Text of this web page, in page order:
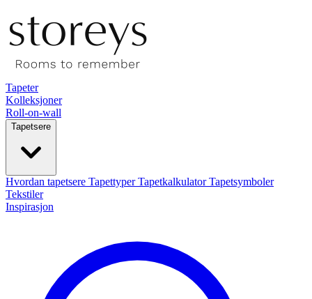
Tapeter
Kolleksjoner
Roll-on-wall
Tapetsere
Hvordan tapetsere TapettyperTapetkalkulatorTapetsymboler
Tekstiler
Inspirasjon